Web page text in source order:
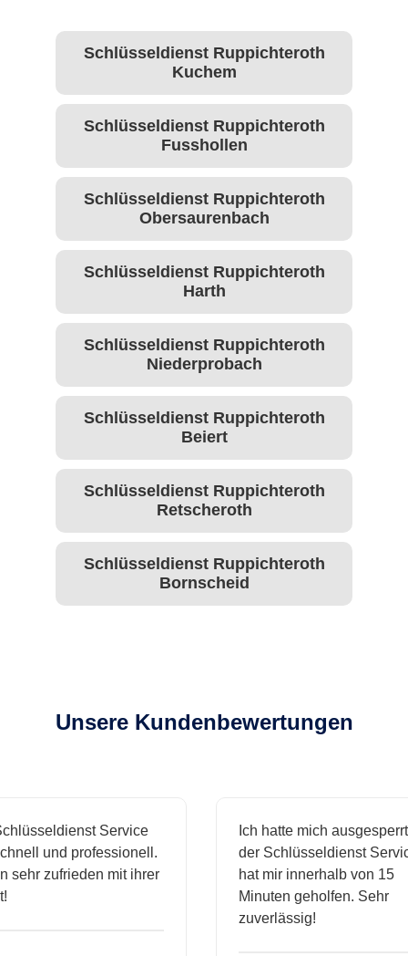
Schlüsseldienst Ruppichteroth
Kuchem
Schlüsseldienst Ruppichteroth
Fusshollen
Schlüsseldienst Ruppichteroth
Obersaurenbach
Schlüsseldienst Ruppichteroth
Harth
Schlüsseldienst Ruppichteroth
Niederprobach
Schlüsseldienst Ruppichteroth
Beiert
Schlüsseldienst Ruppichteroth
Retscheroth
Schlüsseldienst Ruppichteroth
Bornscheid
Unsere Kundenbewertungen
Service
und professionell.
zufrieden mit ihrer
Ich hatte mich ausgesperrt
der Schlüsseldienst
hat mir innerhalb von 15
Minuten geholfen. Sehr
zuverlässig!